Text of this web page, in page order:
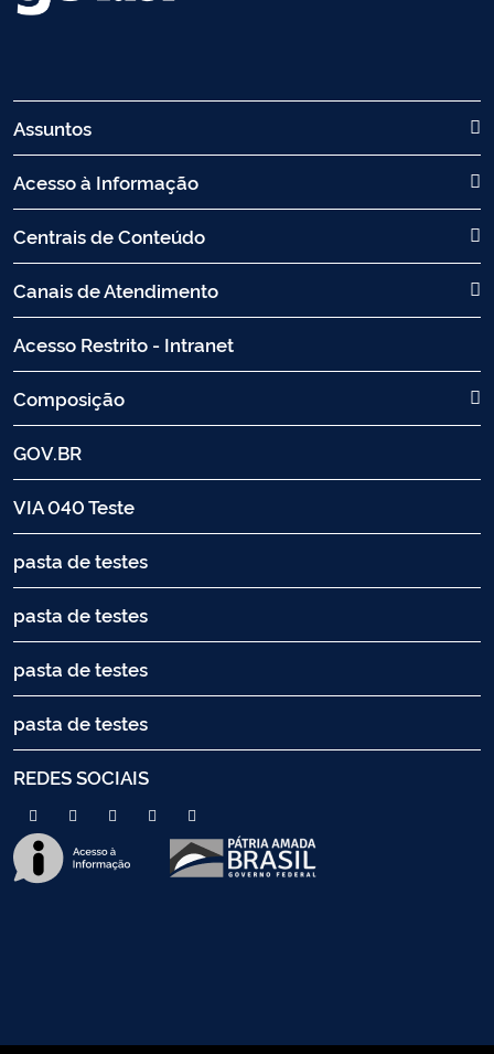
Assuntos
Acesso à Informação
Centrais de Conteúdo
Canais de Atendimento
Acesso Restrito - Intranet
Composição
GOV.BR
VIA 040 Teste
pasta de testes
pasta de testes
pasta de testes
pasta de testes
REDES SOCIAIS